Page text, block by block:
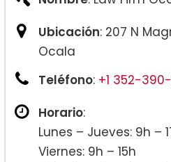
Ubicación: 207 N
Ocala
Teléfono: +1 352-
Horario:
Lunes – Jueves: 9h –
Viernes: 9h – 15h